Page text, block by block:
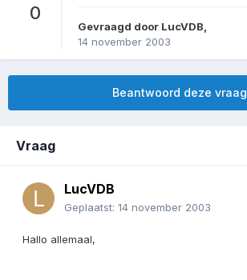
0
Gevraagd door LucVDB
14 november 2003
Beantwoord deze vraag
Vraag
LucVDB
Geplaatst: 14 november 2003
Hallo allemaal,